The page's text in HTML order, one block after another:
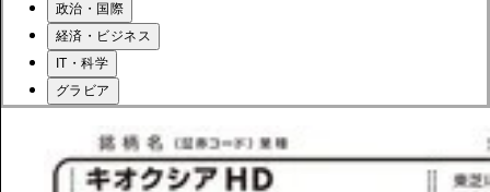
政治・国際
経済・ビジネス
IT・科学
グラビア